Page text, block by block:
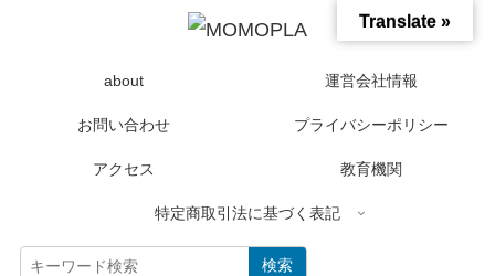
about 運営会社情報
お問い合わせ プライバシーポリシー
アクセス 教育機関
特定商取引法に基づく表記
検索
Translate »